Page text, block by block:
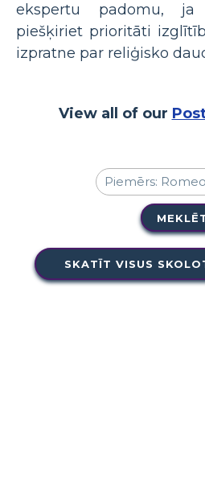
ekspertu padomu, ja
piešķiriet prioritāti
izpratne par reliģisko
View all of our
SKATĪT VISUS